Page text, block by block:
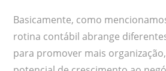
Basicamente, como
rotina contábil abrange
para promover mais